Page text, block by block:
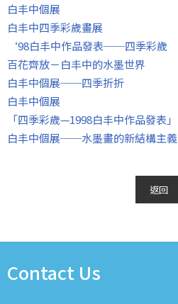
白丰中個展
白丰中四季彩歲畫展
‘98白丰中作品發表──四季彩歲
百花齊放－白丰中的水墨世界
白丰中個展──四季折折
白丰中個展
「四季彩歲—1998白丰中作品發表」
白丰中個展──水墨畫的新結構主義
返回
Contact Us